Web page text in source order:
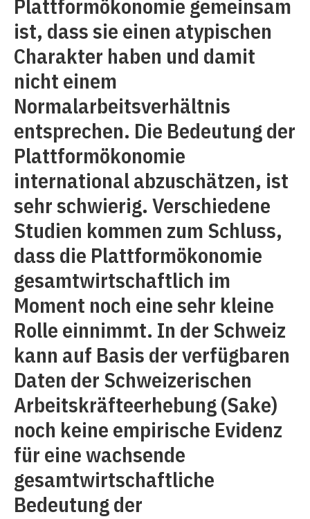
Plattformökonomie gemeinsam
ist, dass sie einen atypischen
Charakter haben und damit
nicht einem
Normalarbeitsverhältnis
entsprechen. Die Bedeutung der
Plattformökonomie
international abzuschätzen, ist
sehr schwierig. Verschiedene
Studien kommen zum Schluss,
dass die Plattformökonomie
gesamtwirtschaftlich im
Moment noch eine sehr kleine
Rolle einnimmt. In der Schweiz
kann auf Basis der verfügbaren
Daten der Schweizerischen
Arbeitskräfteerhebung (Sake)
noch keine empirische Evidenz
für eine wachsende
gesamtwirtschaftliche
Bedeutung der